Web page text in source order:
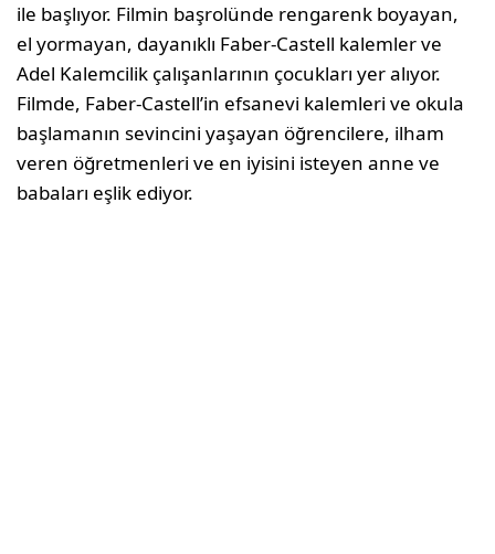
ile başlıyor. Filmin başrolünde rengarenk boyayan,
el yormayan, dayanıklı Faber-Castell kalemler ve
Adel Kalemcilik çalışanlarının çocukları yer alıyor.
Filmde, Faber-Castell’in efsanevi kalemleri ve okula
başlamanın sevincini yaşayan öğrencilere, ilham
veren öğretmenleri ve en iyisini isteyen anne ve
babaları eşlik ediyor.